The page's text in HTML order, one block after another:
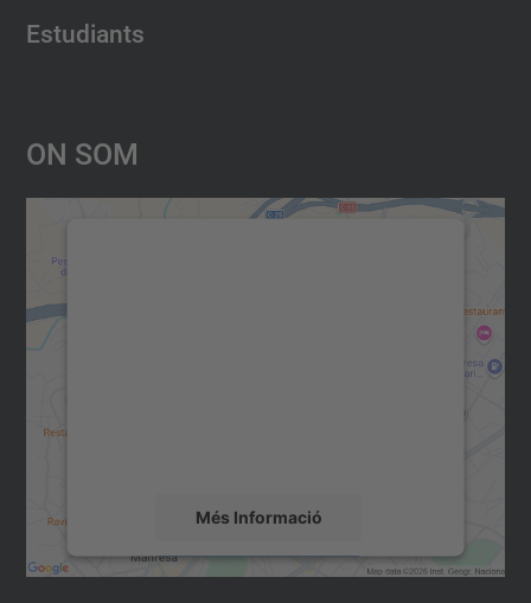
Estudiants
On Som
Més Informació
Accepta